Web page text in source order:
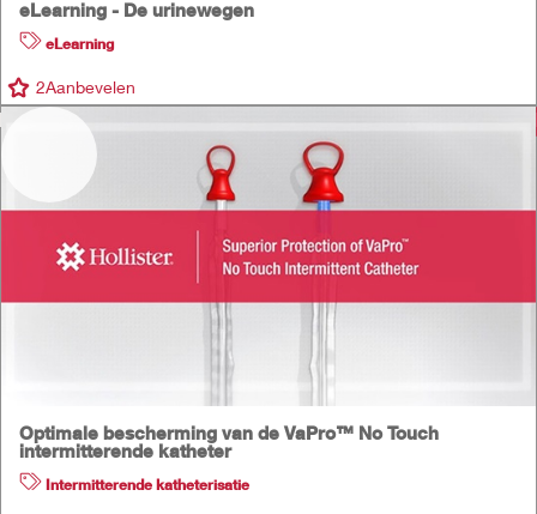
eLearning - De urinewegen
eLearning
2Aanbevelen
Optimale bescherming van de VaPro™ No Touch
intermitterende katheter
Intermitterende katheterisatie